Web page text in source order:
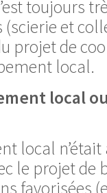
toujours
et
projet de
local.
local
local
le projet de
favorisées